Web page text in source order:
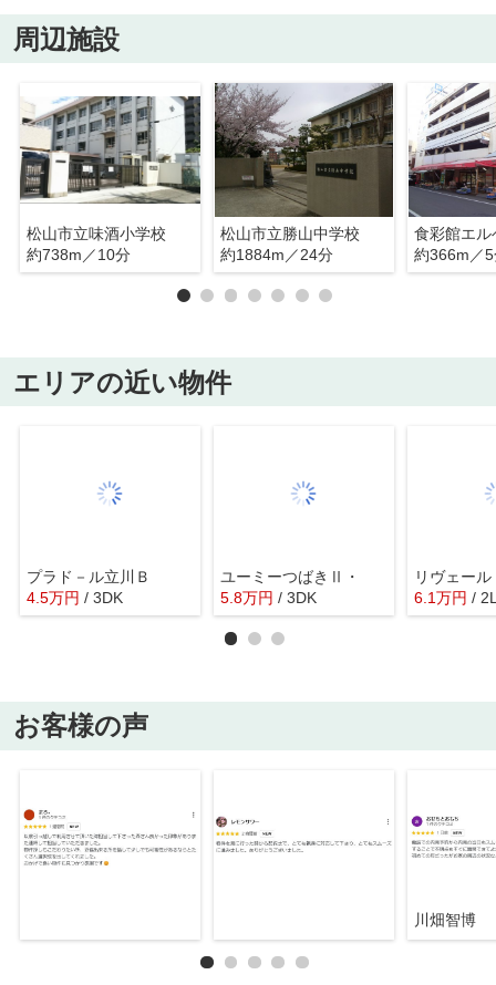
周辺施設
松山市立味酒小学校
約738m／10分
松山市立勝山中学校
約1884m／24分
食彩館エル
約366m／
エリアの近い物件
プラド－ル立川Ｂ
4.5万円 / 3DK
ユーミーつばきⅡ・
5.8万円 / 3DK
リヴェー
6.1万円 /
お客様の声
川畑智博